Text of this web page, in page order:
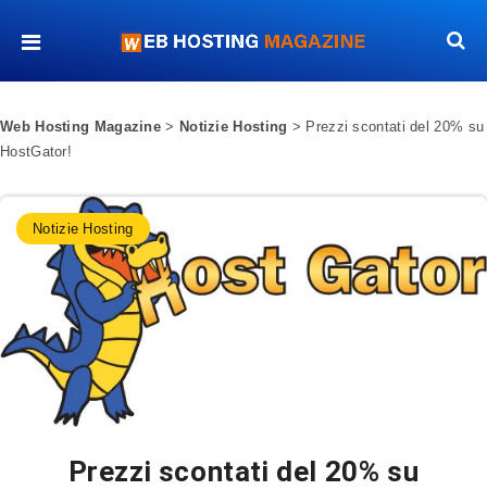
Web Hosting Magazine > Notizie Hosting > Prezzi scontati del 20% su
HostGator!
Notizie Hosting
Prezzi scontati del 20% su